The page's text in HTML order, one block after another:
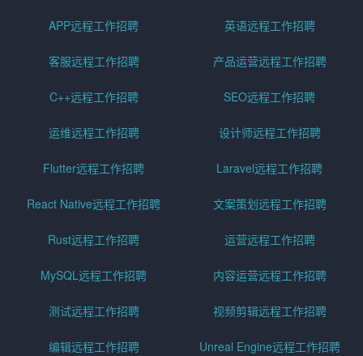
APP远程工作招聘 英语远程工作招聘
客服远程工作招聘 产品运营远程工作招聘
C++远程工作招聘 SEO远程工作招聘
运维远程工作招聘 设计师远程工作招聘
Flutter远程工作招聘 Laravel远程工作招聘
React Native远程工作招聘 文案策划远程工作招聘
Rust远程工作招聘 运营远程工作招聘
MySQL远程工作招聘 内容运营远程工作招聘
测试远程工作招聘 视频剪辑远程工作招聘
编辑远程工作招聘 Unreal Engine远程工作招聘